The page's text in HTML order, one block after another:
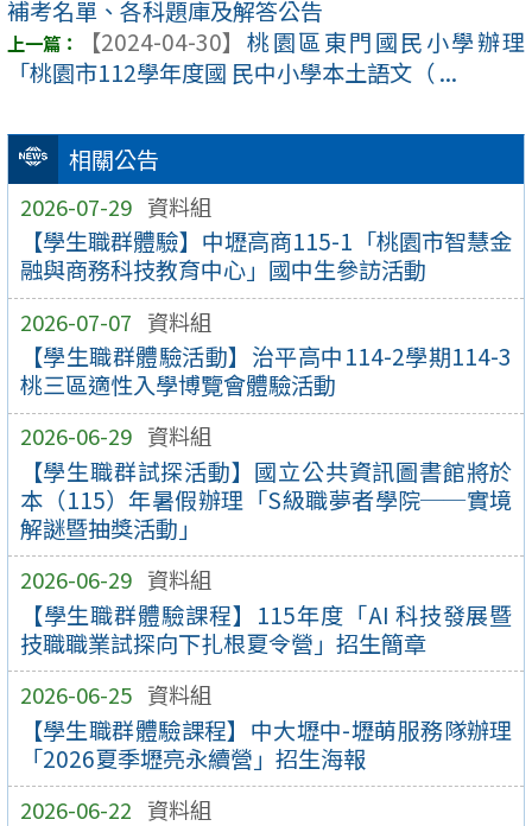
相關公告
2026-07-29 資料組
【學生職群體驗】中壢高商115-1「桃園市智慧金
融與商務科技教育中心」國中生參訪活動
2026-07-07 資料組
【學生職群體驗活動】治平高中114-2學期114-3
桃三區適性入學博覽會體驗活動
2026-06-29 資料組
【學生職群試探活動】國立公共資訊圖書館將於
本（115）年暑假辦理「S級職夢者學院──實境
解謎暨抽獎活動」
2026-06-29 資料組
【學生職群體驗課程】115年度「AI 科技發展暨
技職職業試探向下扎根夏令營」招生簡章
2026-06-25 資料組
【學生職群體驗課程】中大壢中-壢萌服務隊辦理
「2026夏季壢亮永續營」招生海報
2026-06-22 資料組
補考名單、各科題庫及解答公告
【2024-04-30】 桃園區東門國民小學辦理
「桃園市112學年度國 民中小學本土語文（ ...